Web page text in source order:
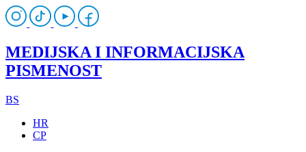
MEDIJSKA I INFORMACIJSKA
PISMENOST
BS
HR
CP